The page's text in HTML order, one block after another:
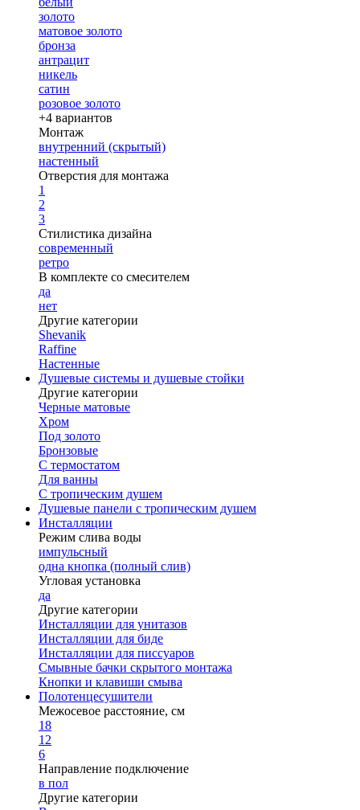
золото
матовое золото
бронза
антрацит
никель
сатин
розовое золото
+4 вариантов
Монтаж
внутренний (скрытый)
настенный
Отверстия для монтажа
1
2
3
Стилистика дизайна
современный
ретро
В комплекте со смесителем
да
нет
Другие категории
Shevanik
Raffine
Настенные
Душевые системы и душевые стойки
Другие категории
Черные матовые
Хром
Под золото
Бронзовые
С термостатом
Для ванны
С тропическим душем
Душевые панели с тропическим душем
Инсталляции
Режим слива воды
импульсный
одна кнопка (полный слив)
Угловая установка
да
Другие категории
Инсталляции для унитазов
Инсталляции для биде
Инсталляции для писсуаров
Смывные бачки скрытого монтажа
Кнопки и клавиши смыва
Полотенцесушители
Межосевое расстояние, см
18
12
6
Направление подключение
в пол
Другие категории